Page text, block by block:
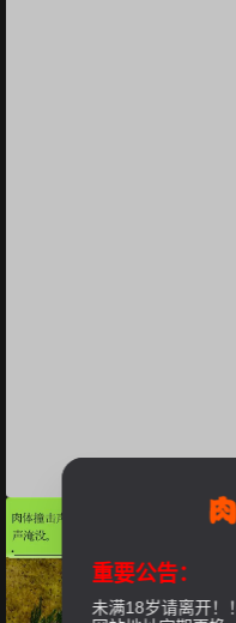
重要公告：
未满18岁请离开！！